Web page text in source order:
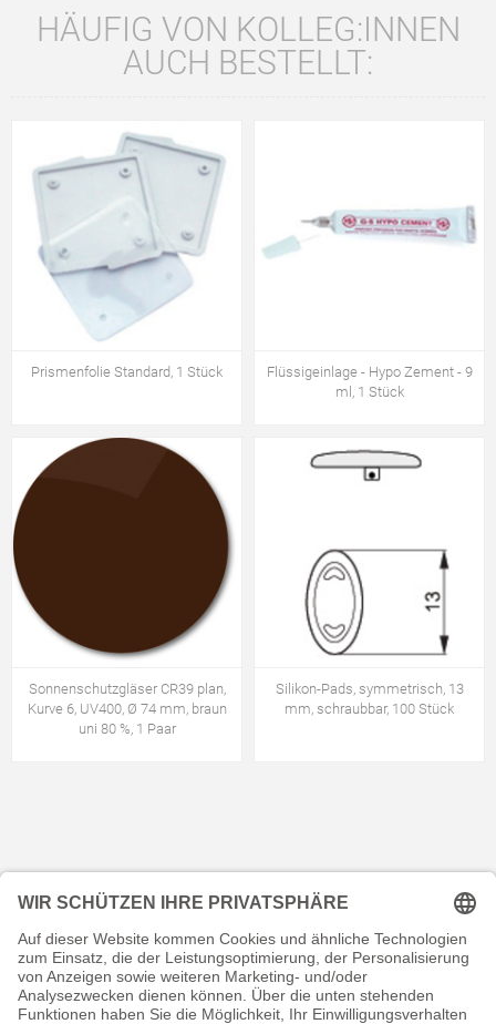
HÄUFIG VON KOLLEG:INNEN
AUCH BESTELLT:
Prismenfolie Standard, 1 Stück
Flüssigeinlage - Hypo Zement - 9
ml, 1 Stück
Sonnenschutzgläser CR39 plan,
Kurve 6, UV400, Ø 74 mm, braun
uni 80 %, 1 Paar
Silikon-Pads, symmetrisch, 13
mm, schraubbar, 100 Stück